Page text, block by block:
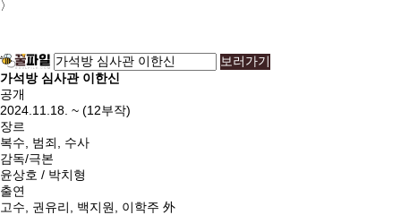
〉
보러가기
가석방 심사관 이한신
공개
2024.11.18. ~ (12부작)
장르
복수, 범죄, 수사
감독/극본
윤상호 / 박치형
출연
고수, 권유리, 백지원, 이학주 外